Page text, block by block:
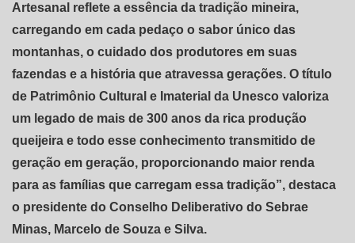
Artesanal reflete a essência da tradição mineira,
carregando em cada pedaço o sabor único das
montanhas, o cuidado dos produtores em suas
fazendas e a história que atravessa gerações. O título
de Patrimônio Cultural e Imaterial da Unesco valoriza
um legado de mais de 300 anos da rica produção
queijeira e todo esse conhecimento transmitido de
geração em geração, proporcionando maior renda
para as famílias que carregam essa tradição”, destaca
o presidente do Conselho Deliberativo do Sebrae
Minas, Marcelo de Souza e Silva.